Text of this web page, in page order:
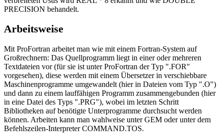
PRECISION behandelt.
Arbeitsweise
Mit ProFortran arbeitet man wie mit einem Fortran-System auf
Großrechnern: Das Quellprogramm liegt in einer oder mehreren
Textdateien vor (für sie ist unter ProFortran der Typ ".FOR"
vorgesehen), diese werden mit einem Übersetzer in verschiebbare
Maschinenprogramme umgewandelt (hier in Dateien vom Typ ".O")
und dann zu einem lauffähigen Programm zusammengebunden (hier
in eine Datei des Typs ".PRG"), wobei im letzten Schritt
Bibliotheken auf benötigte Unterprogramme durchsucht werden
können. Arbeiten kann man wahlweise unter GEM oder unter dem
Befehlszeilen-Interpreter COMMAND.TOS.